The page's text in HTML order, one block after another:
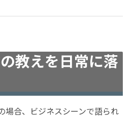
教えを日常に落
場合、ビジネスシーンで語られ